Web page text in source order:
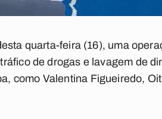
quarta-feira (16), uma
de drogas e lavagem de
como Valentina Figueiredo,